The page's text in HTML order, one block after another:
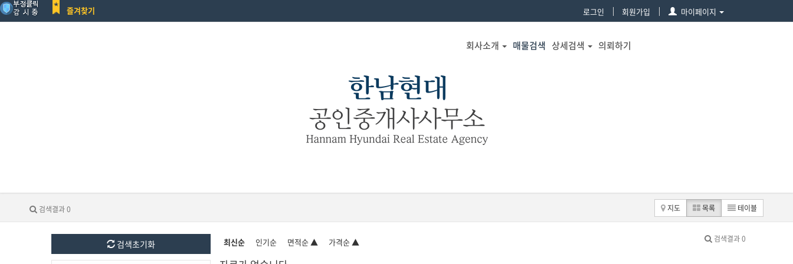
즐겨찾기 로그인 회원가입 마이페이지
회사소개 매물검색 상세검색 의뢰하기
검색결과 0 지도 목록 테이블
검색초기화 최신순 인기순 면적순 ▲ 가격순 ▲ 검색결과 0